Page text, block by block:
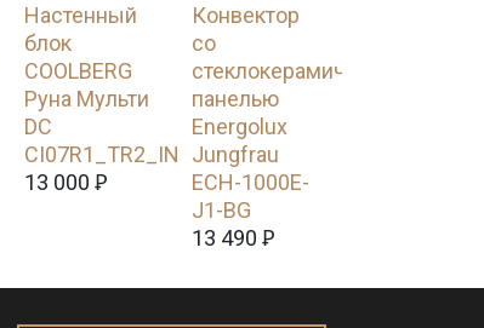
Настенный
блок
COOLBERG
Руна Мульти
DC
CI07R1_TR2_IN
13 000 Ꝑ
Конвектор
со
стеклокерамической
панелью
Energolux
Jungfrau
ECH-1000E-
J1-BG
13 490Ꝑ